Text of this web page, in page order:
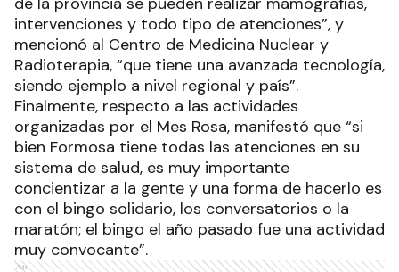
intervenciones y todo tipo de atenciones”, y
mencionó al Centro de Medicina Nuclear y
Radioterapia, “que tiene una avanzada tecnología,
siendo ejemplo a nivel regional y país”.
Finalmente, respecto a las actividades
organizadas por el Mes Rosa, manifestó que “si
bien Formosa tiene todas las atenciones en su
sistema de salud, es muy importante
concientizar a la gente y una forma de hacerlo es
con el bingo solidario, los conversatorios o la
maratón; el bingo el año pasado fue una actividad
muy convocante”.
Ads